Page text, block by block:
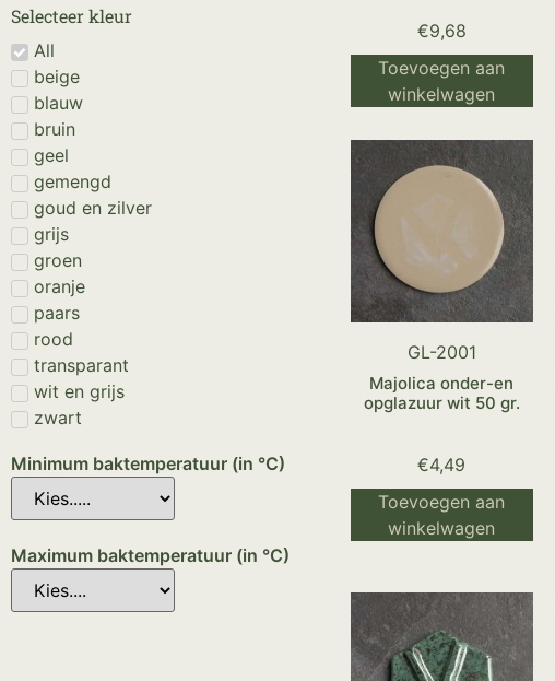
Selecteer kleur
All
beige
blauw
bruin
geel
gemengd
goud en zilver
grijs
groen
oranje
paars
rood
transparant
wit en grijs
zwart
Minimum baktemperatuur (in °C)
Maximum baktemperatuur (in °C)
€9,68
Toevoegen aan
winkelwagen
GL-2001
Majolica onder-en
opglazuur wit 50 gr.
€4,49
Toevoegen aan
winkelwagen